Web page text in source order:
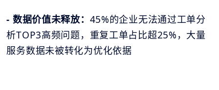
- 数据价值未释放： 45%的企业无法通过工单分
析TOP3高频问题，重复工单占比超25%，大量
服务数据未被转化为优化依据